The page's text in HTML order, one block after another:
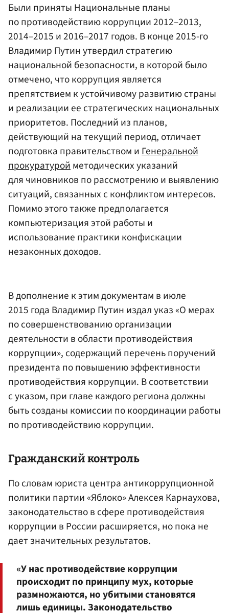
Были приняты Национальные планы
по противодействию коррупции 2012–2013,
2014–2015 и 2016–2017 годов. В конце 2015-го
Владимир Путин утвердил стратегию
национальной безопасности, в которой было
отмечено, что коррупция является
препятствием к устойчивому развитию страны
и реализации ее стратегических национальных
приоритетов. Последний из планов,
действующий на текущий период, отличает
подготовка правительством иГенеральной
прокуратуройметодических указаний
для чиновников по рассмотрению и выявлению
ситуаций, связанных с конфликтом интересов.
Помимо этого также предполагается
компьютеризация этой работы и
использование практики конфискации
незаконных доходов.
В дополнение к этим документам в июле
2015 года Владимир Путин издал указ «О мерах
по совершенствованию организации
деятельности в области противодействия
коррупции», содержащий перечень поручений
президента по повышению эффективности
противодействия коррупции. В соответствии
с указом, при главе каждого региона должны
быть созданы комиссии по координации работы
по противодействию коррупции.
Гражданский контроль
По словам юриста центра антикоррупционной
политики партии «Яблоко» Алексея Карнаухова,
законодательство в сфере противодействия
коррупции в России расширяется, но пока не
дает значительных результатов.
«У нас противодействие коррупции
происходит по принципу мух, которые
размножаются, но убитыми становятся
лишь единицы. Законодательство